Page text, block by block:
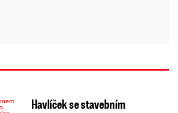
Havlíček se stavebním